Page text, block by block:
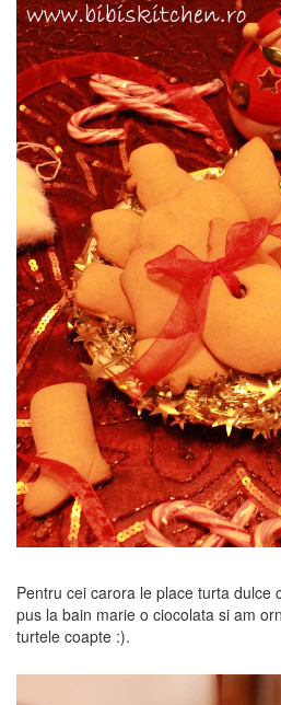
Pentru cei carora le place turta dulce
pus la bain marie o ciocolata si am
turtele coapte :).